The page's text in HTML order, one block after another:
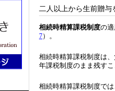
二人以上から生前贈与
相続時精算課税制度の
7）。
相続時精算課税制度は
年課税制度のまま残す
相続時精算課税制度で